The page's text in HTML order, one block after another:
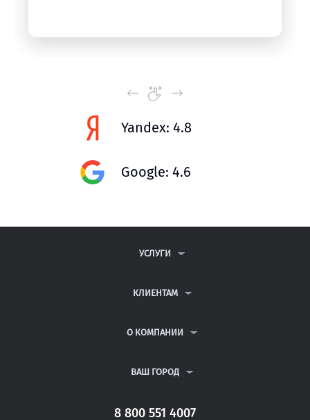
Yandex: 4.8
Google: 4.6
УСЛУГИ
ДИПЛОМНЫЕ РАБОТЫ
РЕФЕРАТЫ
КЛИЕНТАМ
ВОПРОСЫ И ОТВЕТЫ
ПОЛИТИКА КОНФИДЕНЦИАЛЬНОСТИ
О КОМПАНИИ
КОНТАКТЫ
ВАШ ГОРОД
САНКТ-ПЕТЕРБУРГ
8 800 551 4007